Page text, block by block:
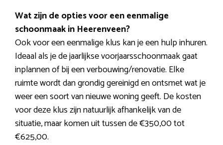
Wat zijn de opties voor een eenmalige
schoonmaak in Heerenveen?
Ook voor een eenmalige klus kan je een hulp inhuren.
Ideaal als je de jaarlijkse voorjaarsschoonmaak gaat
inplannen of bij een verbouwing/renovatie. Elke
ruimte wordt dan grondig gereinigd en ontsmet wat je
weer een soort van nieuwe woning geeft. De kosten
voor deze klus zijn natuurlijk afhankelijk van de
situatie, maar komen uit tussen de €350,00 tot
€625,00.